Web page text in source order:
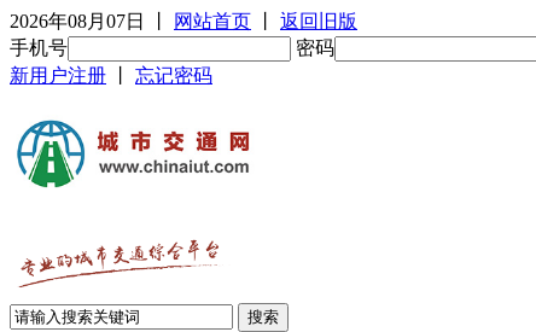
2026年08月07日 网站首页
返回旧版
手机号
密码
新用户注册
忘记密码